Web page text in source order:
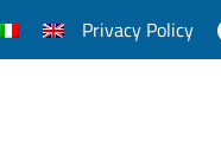
Privacy Policy